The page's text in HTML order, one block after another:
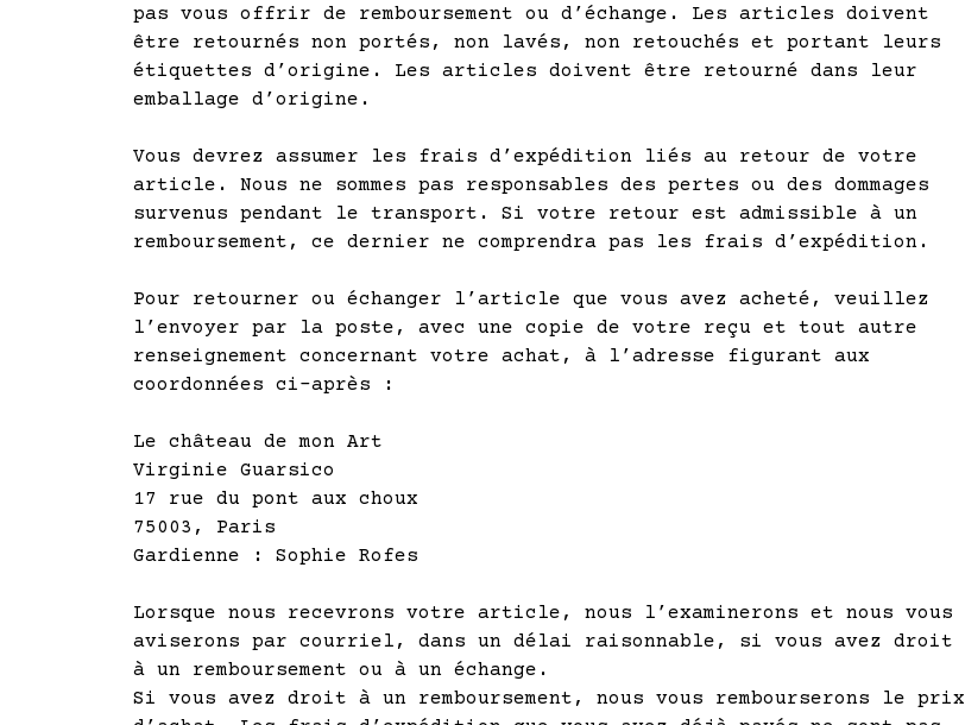
pas vous offrir de remboursement ou d’échange. Les articles doivent
être retournés non portés, non lavés, non retouchés et portant leurs
étiquettes d’origine. Les articles doivent être retourné dans leur
emballage d’origine.
Vous devrez assumer les frais d’expédition liés au retour de votre
article. Nous ne sommes pas responsables des pertes ou des dommages
survenus pendant le transport. Si votre retour est admissible à un
remboursement, ce dernier ne comprendra pas les frais d’expédition.
Pour retourner ou échanger l’article que vous avez acheté, veuillez
l’envoyer par la poste, avec une copie de votre reçu et tout autre
renseignement concernant votre achat, à l’adresse figurant aux
coordonnées ci-après :
Le château de mon Art
Virginie Guarsico
17 rue du pont aux choux
75003, Paris
Gardienne : Sophie Rofes
Lorsque nous recevrons votre article, nous l’examinerons et nous vous
aviserons par courriel,
dans un délai raisonnable, si vous avez droit
à un remboursement ou à un échange.
Si vous avez droit à un remboursement, nous vous rembourserons le prix